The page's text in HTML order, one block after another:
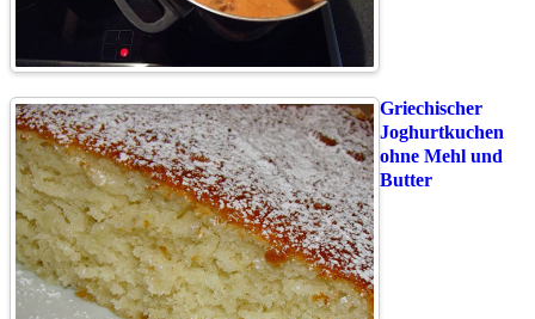
Griechischer
Joghurtkuchen
ohne Mehl und
Butter